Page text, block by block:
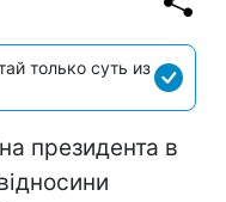
только суть из
президента в